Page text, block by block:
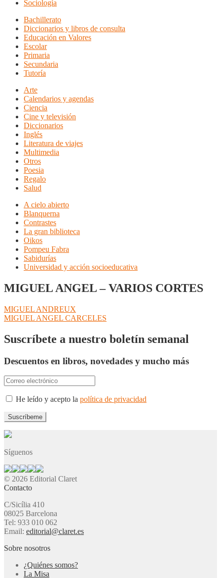
Sociología
Bachillerato
Diccionarios y libros de consulta
Educación en Valores
Escolar
Primaria
Secundaria
Tutoría
Arte
Calendarios y agendas
Ciencia
Cine y televisión
Diccionarios
Inglés
Literatura de viajes
Multimedia
Otros
Poesia
Regalo
Salud
A cielo abierto
Blanquerna
Contrastes
La gran biblioteca
Oikos
Pompeu Fabra
Sabidurías
Universidad y acción socioeducativa
MIGUEL ANGEL – VARIOS CORTES
Navegación
de
entradas
Anterior:
MIGUEL ANDREUX
Siguiente:
MIGUEL ANGEL CARCELES
Suscríbete a nuestro boletín semanal
Descuentos en libros, novedades y mucho más
He leído y acepto la política de privacidad
Síguenos
© 2026 Editorial Claret
Contacto
C/Sicília 410
08025 Barcelona
Tel: 933 010 062
Email: editorial@claret.es
Sobre nosotros
¿Quiénes somos?
La Misa